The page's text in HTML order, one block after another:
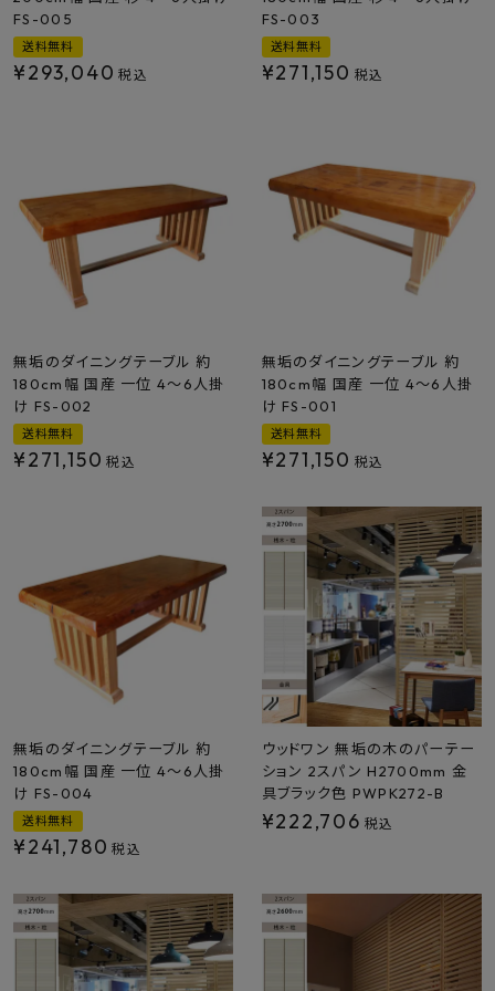
ご利用ガイド
よくあるご質問
メルマガ登録
特定商取引法について
プライバシーポリシー
FS-005
送料無料
¥293,040 税込
FS-003
送料無料
¥271,150 税込
無垢のダイニングテーブル 約
180cm幅 国産 一位 4～6人掛
け FS-002
送料無料
¥271,150 税込
無垢のダイニングテーブル 約
180cm幅 国産 一位 4～6人掛
け FS-001
送料無料
¥271,150 税込
無垢のダイニングテーブル 約
180cm幅 国産 一位 4～6人掛
け FS-004
送料無料
¥241,780 税込
ウッドワン 無垢の木のパーテー
ション 2スパン H2700mm 金
具ブラック色 PWPK272-B
¥222,706 税込